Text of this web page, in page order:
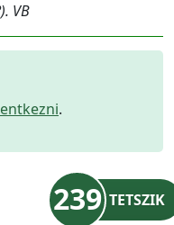
VB
.
239 TETSZIK